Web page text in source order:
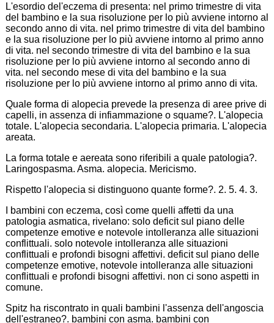
L'esordio del'eczema di presenta: nel primo trimestre di vita
del bambino e la sua risoluzione per lo più avviene intorno al
secondo anno di vita. nel primo trimestre di vita del bambino
e la sua risoluzione per lo più avviene intorno al primo anno
di vita. nel secondo trimestre di vita del bambino e la sua
risoluzione per lo più avviene intorno al secondo anno di
vita. nel secondo mese di vita del bambino e la sua
risoluzione per lo più avviene intorno al primo anno di vita.
Quale forma di alopecia prevede la presenza di aree prive di
capelli, in assenza di infiammazione o squame?. L'alopecia
totale. L'alopecia secondaria. L'alopecia primaria. L'alopecia
areata.
La forma totale e aereata sono riferibili a quale patologia?.
Laringospasma. Asma. alopecia. Mericismo.
Rispetto l'alopecia si distinguono quante forme?. 2. 5. 4. 3.
I bambini con eczema, così come quelli affetti da una
patologia asmatica, rivelano: solo deficit sul piano delle
competenze emotive e notevole intolleranza alle situazioni
conflittuali. solo notevole intolleranza alle situazioni
conflittuali e profondi bisogni affettivi. deficit sul piano delle
competenze emotive, notevole intolleranza alle situazioni
conflittuali e profondi bisogni affettivi. non ci sono aspetti in
comune.
Spitz ha riscontrato in quali bambini l'assenza dell'angoscia
dell'estraneo?. bambini con asma. bambini con